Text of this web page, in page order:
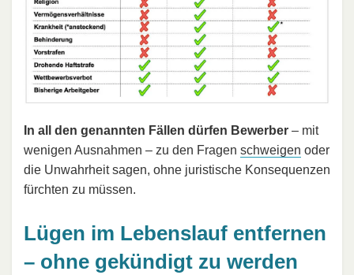
In all den genannten Fällen dürfen Bewerber – mit
wenigen Ausnahmen – zu den Fragen schweigen oder
die Unwahrheit sagen, ohne juristische Konsequenzen
fürchten zu müssen.
Lügen im Lebenslauf entfernen
– ohne gekündigt zu werden